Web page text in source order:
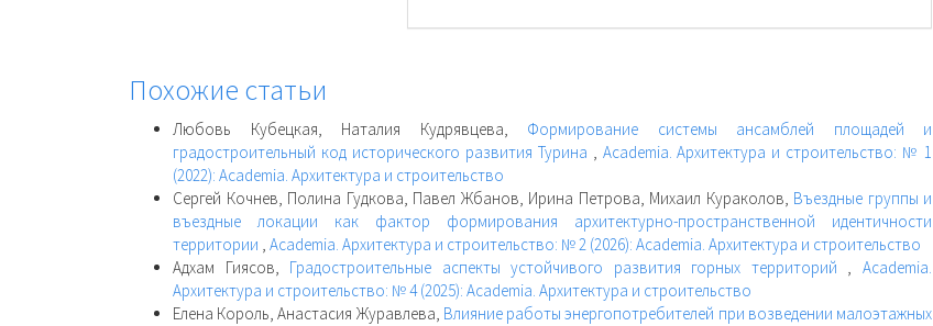
Похожие статьи
Любовь Кубецкая, Наталия Кудрявцева, Формирование системы ансамблей площадей и
градостроительный код исторического развития Турина
Academia. Архитектура и строительство: № 1
(2022): Academia. Архитектура и строительство
Сергей Кочнев, Полина Гудкова, Павел Жбанов, Ирина Петрова, Михаил Кураколов, Въездные группы и
въездные локации как фактор формирования архитектурно-пространственной идентичности
территории Academia. Архитектура и строительство: № 2 (2026): Academia. Архитектура и строительство
Адхам Гиясов, Градостроительные аспекты устойчивого развития горных территорий ,Academia.
Архитектура и строительство: № 4 (2025): Academia. Архитектура и строительство
Елена Король, Анастасия Журавлева, Влияние работы энергопотребителей при возведении малоэтажных